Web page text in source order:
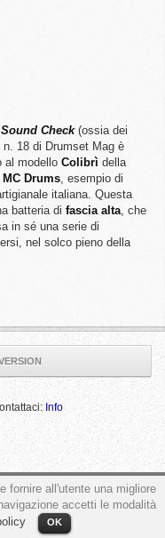
Sound Check(ossia dei
n. 18 di Drumset Mag è
al modello Colibrì della
MC Drums, esempio di
italiana. Questa
batteria di fascia alta, che
in sé una serie di
nel solco pieno della
Info
fornire all'utente una migliore
accetti le modalità
OK